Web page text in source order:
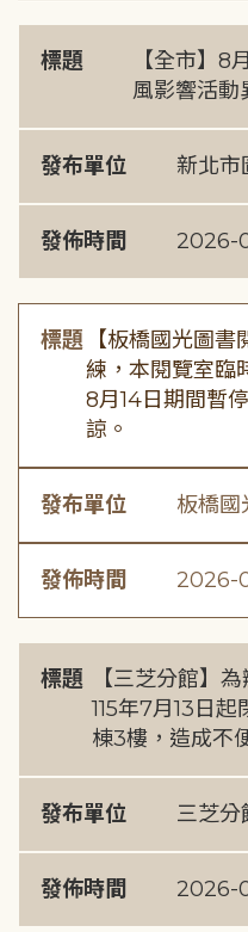
標題
【全市】8
風影響活動
發布單位 新北市
發佈時間 2026-
標題
【板橋國光圖
練，本閱覽室臨
8月14日期間暫
諒。
發布單位 板橋國
發佈時間 2026-
標題
【三芝分館】
115年7月13日
棟3樓，造成不
發布單位 三芝分
發佈時間 2026-